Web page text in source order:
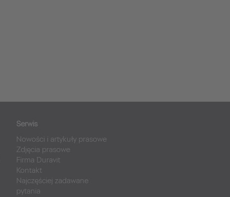
Serwis
Nowości i artykuły prasowe
Zdjęcia prasowe
Firma Duravit
Kontakt
Najczęściej zadawane
pytania